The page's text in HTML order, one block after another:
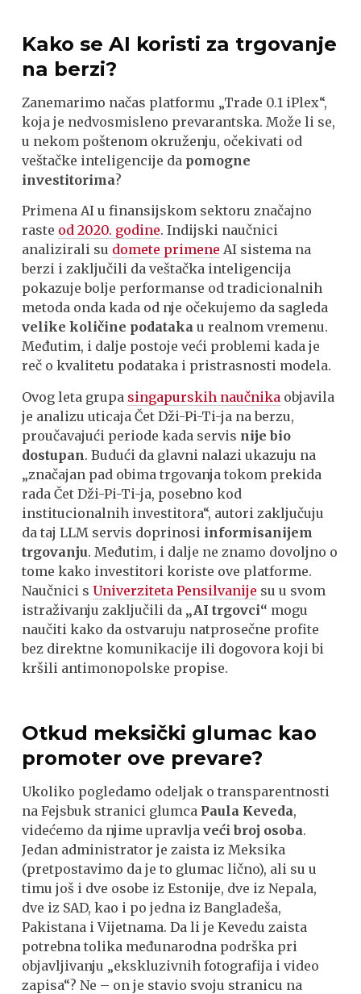
Kako se AI koristi za trgovanje
na berzi?
Zanemarimo načas platformu „Trade 0.1 iPlex“,
koja je nedvosmisleno prevarantska. Može li se,
u nekom poštenom okruženju, očekivati od
veštačke inteligencije da pomogne
investitorima?
Primena AI u finansijskom sektoru značajno
raste od 2020. godine. Indijski naučnici
analizirali su domete primene AI sistema na
berzi i zaključili da veštačka inteligencija
pokazuje bolje performanse od tradicionalnih
metoda onda kada od nje očekujemo da sagleda
velike količine podataka u realnom vremenu.
Međutim, i dalje postoje veći problemi kada je
reč o kvalitetu podataka i pristrasnosti modela.
Ovog leta grupa singapurskih naučnika objavila
je analizu uticaja Čet Dži-Pi-Ti-ja na berzu,
proučavajući periode kada servis nije bio
dostupan. Budući da glavni nalazi ukazuju na
„značajan pad obima trgovanja tokom prekida
rada Čet Dži-Pi-Ti-ja, posebno kod
institucionalnih investitora“, autori zaključuju
da taj LLM servis doprinosi informisanijem
trgovanju. Međutim, i dalje ne znamo dovoljno o
tome kako investitori koriste ove platforme.
Naučnici sUniverziteta Pensilvanije su u svom
istraživanju zaključili da „AI trgovci“ mogu
naučiti kako da ostvaruju natprosečne profite
bez direktne komunikacije ili dogovora koji bi
kršili antimonopolske propise.
Otkud meksički glumac kao
promoter ove prevare?
Ukoliko pogledamo odeljak o transparentnosti
na Fejsbuk stranici glumca Paula Keveda,
videćemo da njime upravljaveći broj osoba.
Jedan administrator je zaista iz Meksika
(pretpostavimo da je to glumac lično), ali su u
timu još i dve osobe iz Estonije, dve iz Nepala,
dve iz SAD, kao i po jedna iz Bangladeša,
Pakistana i Vijetnama. Da li je Kevedu zaista
potrebna tolika međunarodna podrška pri
objavljivanju „ekskluzivnih fotografija i video
zapisa“? Ne – on je stavio svoju stranicu na